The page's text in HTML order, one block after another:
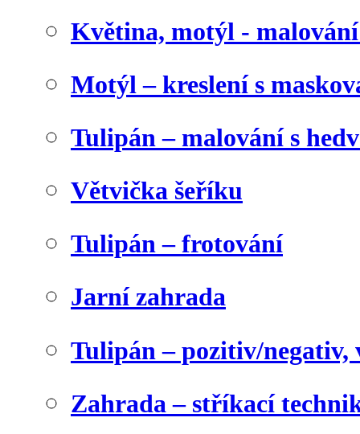
Květina, motýl -
Motýl – kreslení s
Tulipán – malování s
Větvička šeříku
Tulipán – frotování
Jarní zahrada
Tulipán – pozitiv/negativ,
Zahrada – stříkací